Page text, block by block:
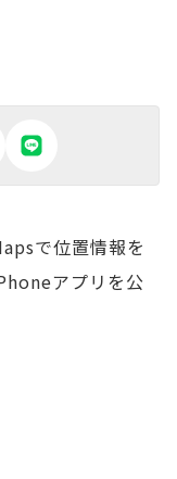
で位置情報を
アプリを公